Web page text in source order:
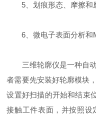
5、划痕形态、摩擦和磨
6、微电子表面分析和
三维轮廓仪是一种自动
者需要先安装好轮廓模块
设置好扫描的开始和结束
接触工件表面，并按照设